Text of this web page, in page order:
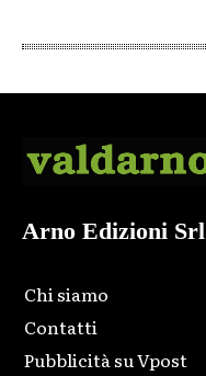
Arno Edizioni Srl
Chi siamo
Contatti
Pubblicità su Vpost